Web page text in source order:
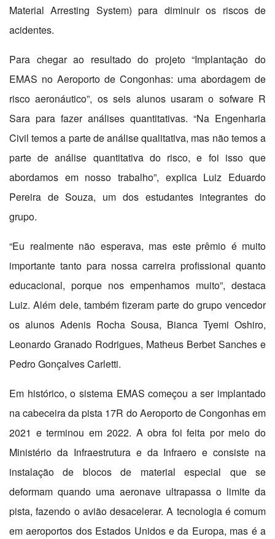
Material Arresting System) para diminuir os riscos de
acidentes.
Para chegar ao resultado do projeto “Implantação do
EMAS no Aeroporto de Congonhas: uma abordagem de
risco aeronáutico”, os seis alunos usaram o sofware R
Sara para fazer análises quantitativas. “Na Engenharia
Civil temos a parte de análise qualitativa, mas não temos a
parte de análise quantitativa do risco, e foi isso que
abordamos em nosso trabalho”, explica Luiz Eduardo
Pereira de Souza, um dos estudantes integrantes do
grupo.
“Eu realmente não esperava, mas este prêmio é muito
importante tanto para nossa carreira profissional quanto
educacional, porque nos empenhamos muito”, destaca
Luiz. Além dele, também fizeram parte do grupo vencedor
os alunos Adenis Rocha Sousa, Bianca Tyemi Oshiro,
Leonardo Granado Rodrigues, Matheus Berbet Sanches e
Pedro Gonçalves Carletti.
Em histórico, o sistema EMAS começou a ser implantado
na cabeceira da pista 17R do Aeroporto de Congonhas em
2021 e terminou em 2022. A obra foi feita por meio do
Ministério da Infraestrutura e da Infraero e consiste na
instalação de blocos de material especial que se
deformam quando uma aeronave ultrapassa o limite da
pista, fazendo o avião desacelerar. A tecnologia é comum
em aeroportos dos Estados Unidos e da Europa, mas é a